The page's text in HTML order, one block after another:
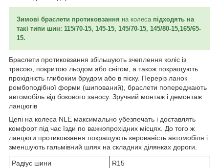
Зимові браслети протиковзання на колеса підходять на
такі типи шин: 115/70-15, 145-15, 145/70-15, 145/80-15,165/65-
15.
Браслети протиковзання збільшують зчеплення коліс із
трасою, покритою льодом або снігом, а також покращують
прохідність глибоким брудом або в піску. Переріз ланок
ромбоподібної форми (шипований), браслети попереджають
автомобіль від бокового заносу. Зручний монтаж і демонтаж
ланцюгів
Цепі на колеса NLE максимально убезпечать і доставлять
комфорт під час їзди по важкопрохідних місцях. До того ж
ланцюги протиковзання покращують керованість автомобіля і
зменшують гальмівний шлях на складних ділянках дороги.
Радіус шини
R15